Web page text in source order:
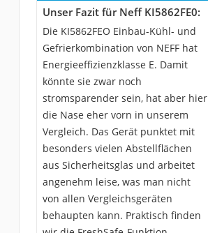
Unser Fazit für Neff KI5862FE0:
Die KI5862FEO Einbau-Kühl- und
Gefrierkombination von NEFF hat
Energieeffizienzklasse E. Damit
könnte sie zwar noch
stromsparender sein, hat aber hier
die Nase eher vorn in unserem
Vergleich. Das Gerät punktet mit
besonders vielen Abstellflächen
aus Sicherheitsglas und arbeitet
angenehm leise, was man nicht
von allen Vergleichsgeräten
behaupten kann. Praktisch finden